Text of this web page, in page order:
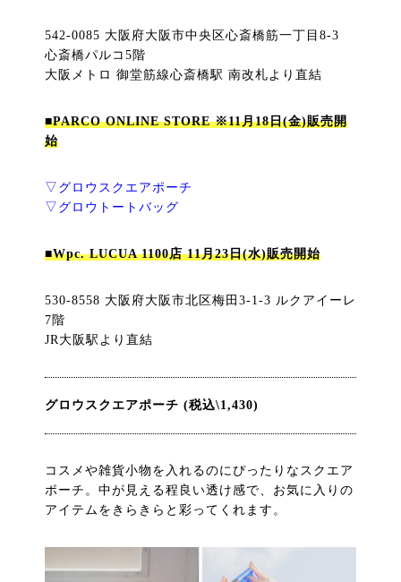
542-0085 大阪府大阪市中央区心斎橋筋一丁目8-3
心斎橋パルコ5階
大阪メトロ 御堂筋線心斎橋駅 南改札より直結
■PARCO ONLINE STORE ※11月18日(金)販売開
始
▽グロウスクエアポーチ
▽グロウトートバッグ
■Wpc. LUCUA 1100店 11月23日(水)販売開始
530-8558 大阪府大阪市北区梅田3-1-3 ルクアイーレ
7階
JR大阪駅より直結
グロウスクエアポーチ (税込\1,430)
コスメや雑貨小物を入れるのにぴったりなスクエア
ポーチ。中が見える程良い透け感で、お気に入りの
アイテムをきらきらと彩ってくれます。